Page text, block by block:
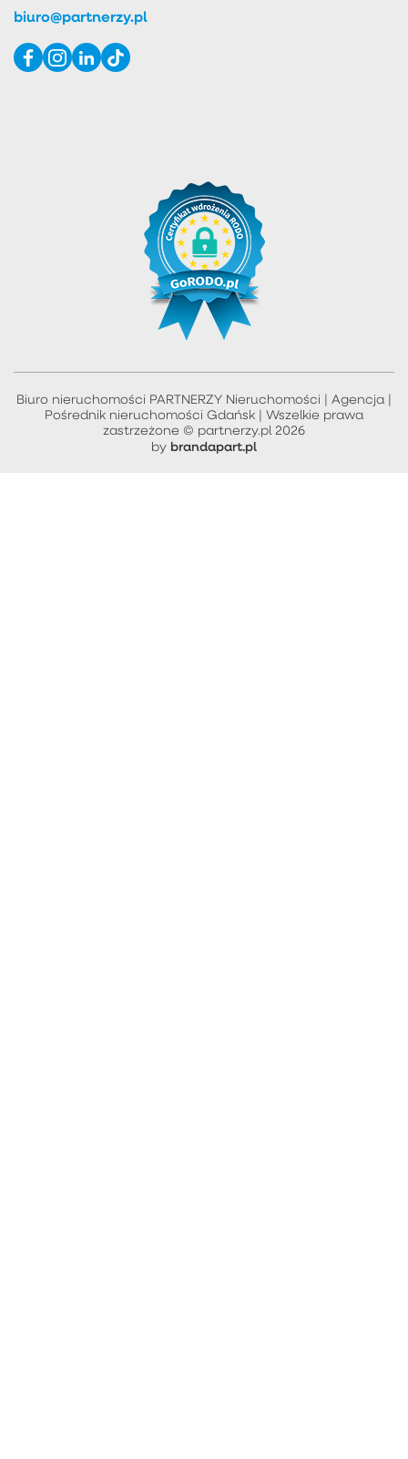
biuro@partnerzy.pl
Biuro nieruchomości PARTNERZY Nieruchomości | Agencja |
Pośrednik nieruchomości Gdańsk | Wszelkie prawa
zastrzeżone © partnerzy.pl 2026
by brandapart.pl